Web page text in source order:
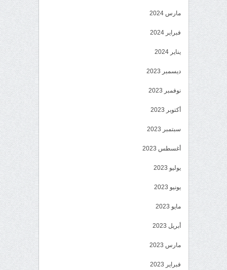
مارس 2024
فبراير 2024
يناير 2024
ديسمبر 2023
نوفمبر 2023
أكتوبر 2023
سبتمبر 2023
أغسطس 2023
يوليو 2023
يونيو 2023
مايو 2023
أبريل 2023
مارس 2023
فبراير 2023